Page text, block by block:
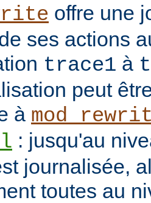
offre une
ses actions
trace1 à
peut
à
: jusqu'au
journalisée,
toutes au